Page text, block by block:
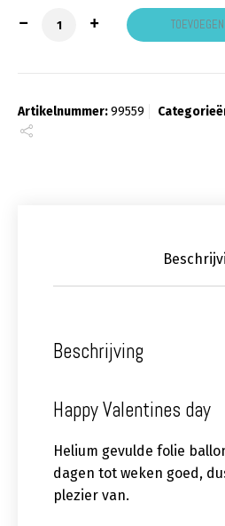
Happy Valentines day
Artikelnummer:99559
Beschrijving
Happy Valentines day
Helium gevulde folie
dagen tot weken goed,
plezier van.